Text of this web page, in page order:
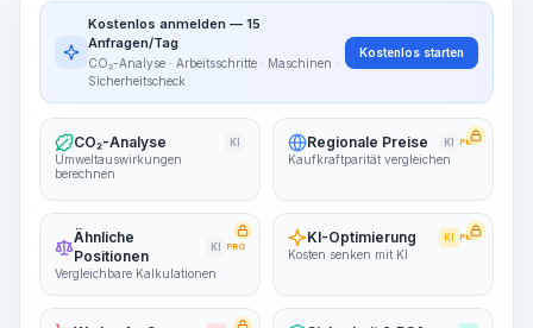
Kostenlos anmelden — 15
Anfragen/Tag
CO₂-Analyse · Arbeitsschritte · Maschinen ·
Sicherheitscheck
Kostenlos starten
CO₂-Analyse KI
Umweltauswirkungen
berechnen
Regionale Preise KI PRO
Kaufkraftparität vergleichen
Ähnliche
Positionen
KI PRO
Vergleichbare Kalkulationen
KI-Optimierung KI PRO
Kosten senken mit KI